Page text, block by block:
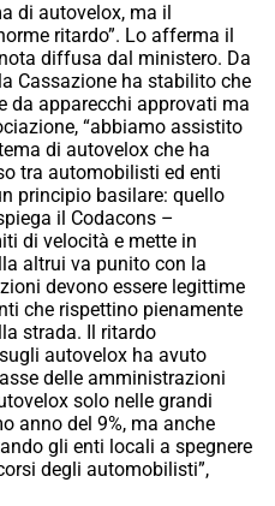
di autovelox, ma il
ritardo”. Lo afferma il
diffusa dal ministero. Da
Cassazione ha stabilito che
da apparecchi approvati ma
“abbiamo assistito
di autovelox che ha
tra automobilisti ed enti
principio basilare: quello
il Codacons –
di velocità e mette in
altrui va punito con la
devono essere legittime
che rispettino pienamente
strada. Il ritardo
autovelox ha avuto
delle amministrazioni
solo nelle grandi
anno del 9%, ma anche
gli enti locali a spegnere
degli automobilisti”,